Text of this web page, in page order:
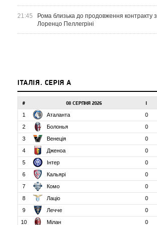
21:45
Рома близька до продовження контракту з
Лоренцо Пеллегріні
ІТАЛІЯ. СЕРІЯ А
# 08 СЕРПНЯ 2026
1 Аталанта 0
2
Болонья 0
3
Венеція 0
4
Дженоа 0
5
Інтер 0
6
Кальярі 0
7
Комо 0
8
Лаціо 0
9
Лечче 0
10
Мілан 0